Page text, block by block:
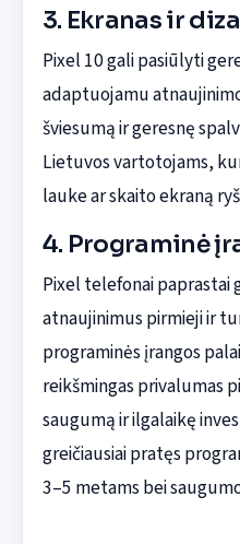
3. Ekranas ir
Pixel 10 gali pasiūlyti
adaptuojamu
šviesumą ir geresnę
Lietuvos vartotojams,
lauke ar skaito ekraną
4. Programinė
Pixel telefonai paprastai
atnaujinimus pirmieji ir
programinės įrangos
reikšmingas privalumas
saugumą ir ilgalaikę
greičiausiai pratęs
3–5 metams bei